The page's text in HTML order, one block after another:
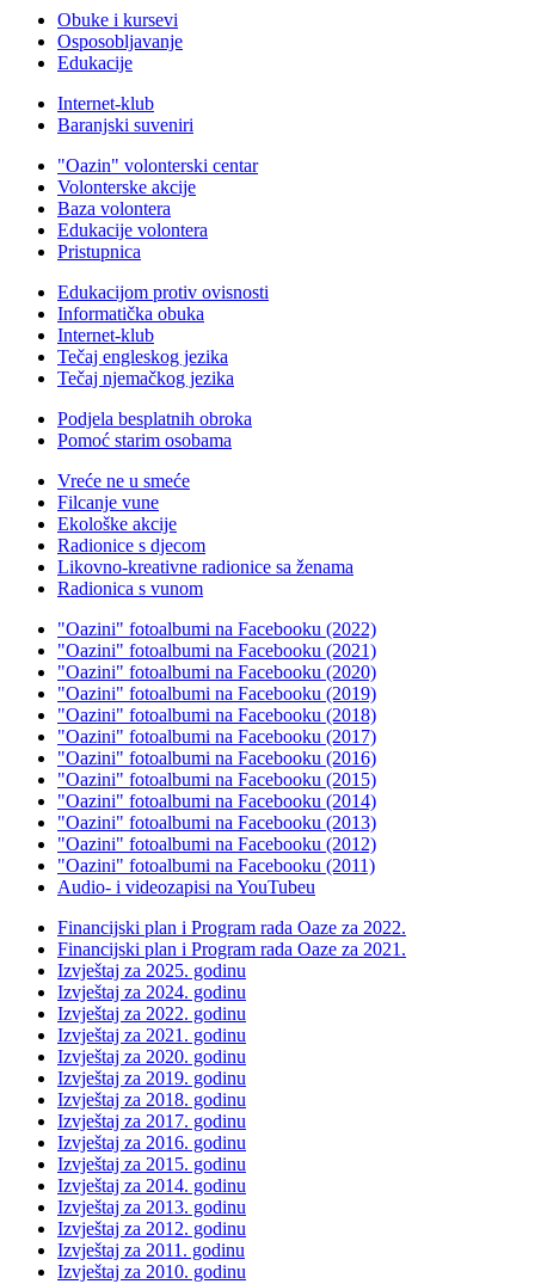
Obuke i kursevi
Osposobljavanje
Edukacije
Internet-klub
Baranjski suveniri
"Oazin" volonterski centar
Volonterske akcije
Baza volontera
Edukacije volontera
Pristupnica
Edukacijom protiv ovisnosti
Informatička obuka
Internet-klub
Tečaj engleskog jezika
Tečaj njemačkog jezika
Podjela besplatnih obroka
Pomoć starim osobama
Vreće ne u smeće
Filcanje vune
Ekološke akcije
Radionice s djecom
Likovno-kreativne radionice sa ženama
Radionica s vunom
"Oazini" fotoalbumi na Facebooku (2022)
"Oazini" fotoalbumi na Facebooku (2021)
"Oazini" fotoalbumi na Facebooku (2020)
"Oazini" fotoalbumi na Facebooku (2019)
"Oazini" fotoalbumi na Facebooku (2018)
"Oazini" fotoalbumi na Facebooku (2017)
"Oazini" fotoalbumi na Facebooku (2016)
"Oazini" fotoalbumi na Facebooku (2015)
"Oazini" fotoalbumi na Facebooku (2014)
"Oazini" fotoalbumi na Facebooku (2013)
"Oazini" fotoalbumi na Facebooku (2012)
"Oazini" fotoalbumi na Facebooku (2011)
Audio- i videozapisi na YouTubeu
Financijski plan i Program rada Oaze za 2022.
Financijski plan i Program rada Oaze za 2021.
Izvještaj za 2025. godinu
Izvještaj za 2024. godinu
Izvještaj za 2022. godinu
Izvještaj za 2021. godinu
Izvještaj za 2020. godinu
Izvještaj za 2019. godinu
Izvještaj za 2018. godinu
Izvještaj za 2017. godinu
Izvještaj za 2016. godinu
Izvještaj za 2015. godinu
Izvještaj za 2014. godinu
Izvještaj za 2013. godinu
Izvještaj za 2012. godinu
Izvještaj za 2011. godinu
Izvještaj za 2010. godinu